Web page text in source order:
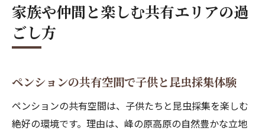
家族や仲間と楽しむ共有エリアの過
ごし方
ペンションの共有空間で子供と昆虫採集体験
ペンションの共有空間は、子供たちと昆虫採集を楽しむ
絶好の環境です。理由は、峰の原高原の自然豊かな立地